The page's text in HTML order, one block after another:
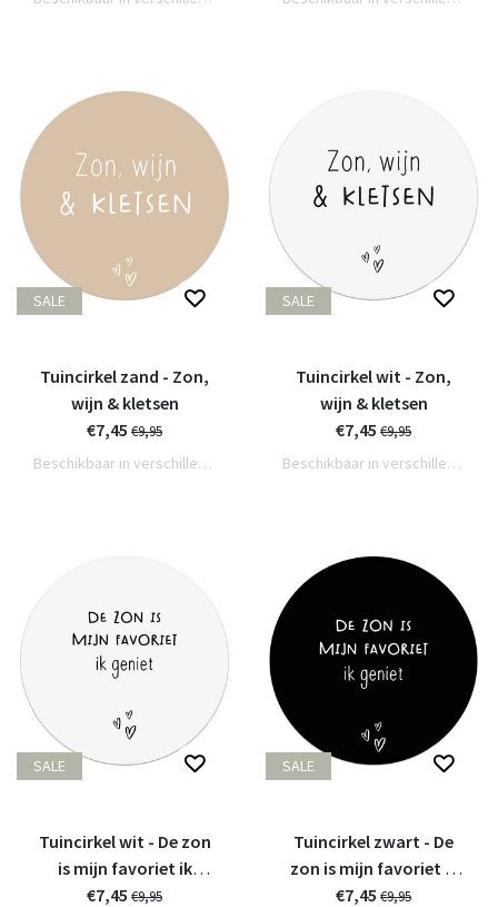
SALE
Tuincirkel zand - Zon,
wijn & kletsen
€7,45 €9,95
Beschikbaar in verschillende varianten
SALE
Tuincirkel wit - Zon,
wijn & kletsen
€7,45 €9,95
Beschikbaar in verschillende varianten
SALE
Tuincirkel wit - De zon
is mijn favoriet ik
geniet
€7,45 €9,95
SALE
Tuincirkel zwart - De
zon is mijn favoriet ik
geniet
€7,45 €9,95